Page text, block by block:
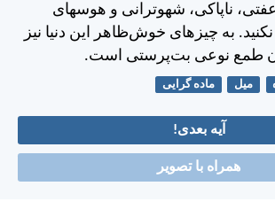
ناپاكی، شهوترانی و هوسهای
نكنيد. به چيزهای خوش‌ظاهر اين دنيا نيز
طمع نوعی بت‌پرستی است.
میل ماده گرایی
آیه بعدی!
همراه با تصویر